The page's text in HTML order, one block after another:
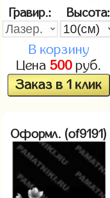
Гравир.: Высота:
В корзину
Цена 500руб.
Заказ в 1 клик
Оформл. (of9191)